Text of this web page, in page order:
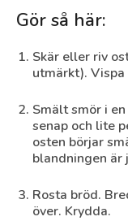
Gör så här:
Skär eller riv
utmärkt).
Smält smör i
senap och lite
osten börjar
blandningen är
Rosta bröd.
över. Krydda.